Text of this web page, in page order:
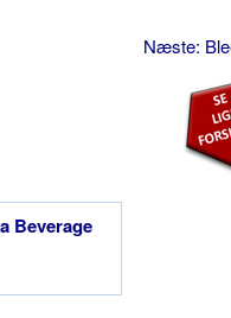
Næste:
Beverage